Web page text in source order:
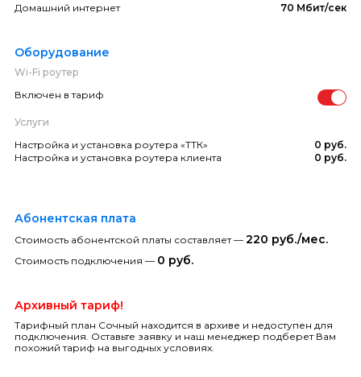
Домашний интернет 70 Мбит/сек
Оборудование
Wi-Fi роутер
Включен в тариф
Услуги
Настройка и установка роутера «ТТК»
0 руб.
Настройка и установка роутера клиента
0 руб.
Абонентская плата
Стоимость абонентской платы составляет — 220 руб./мес.
Стоимость подключения — 0 руб.
Архивный тариф!
Тарифный план Сочный находится в архиве и недоступен для
подключения. Оставьте заявку и наш менеджер подберет Вам
похожий тариф на выгодных условиях.